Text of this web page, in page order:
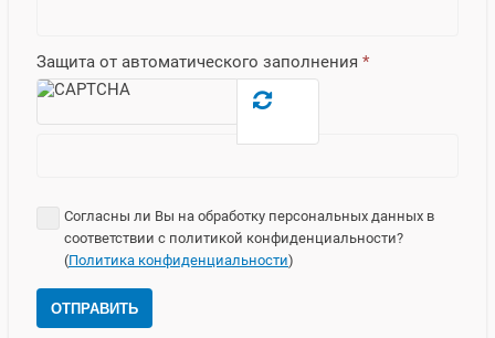
Защита от автоматического заполнения *
Согласны ли Вы на обработку персональных данных в
соответствии с политикой конфиденциальности?
(Политика конфиденциальности)
ОТПРАВИТЬ